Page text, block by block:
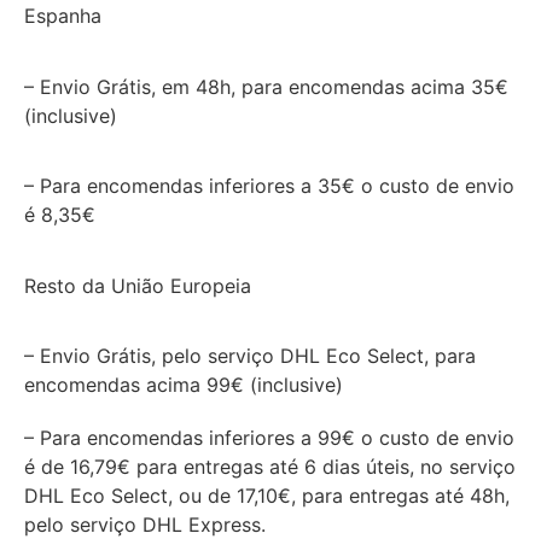
Espanha
– Envio Grátis, em 48h, para encomendas acima 35€
(inclusive)
– Para encomendas inferiores a 35€ o custo de envio
é 8,35€
Resto da União Europeia
– Envio Grátis, pelo serviço DHL Eco Select, para
encomendas acima 99€ (inclusive)
– Para encomendas inferiores a 99€ o custo de envio
é de 16,79€ para entregas até 6 dias úteis, no serviço
DHL Eco Select, ou de 17,10€, para entregas até 48h,
pelo serviço DHL Express.